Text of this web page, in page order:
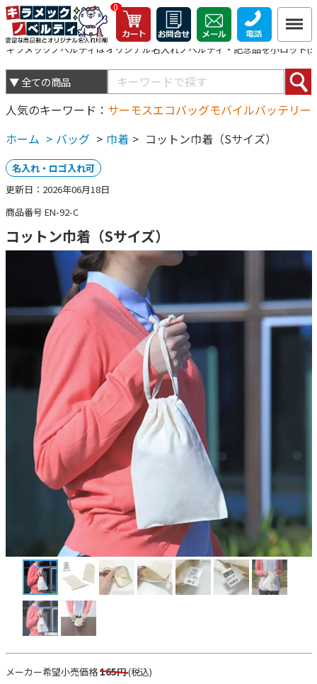
0
キラメックノベルティはオリジナル名入れノベルティ・記念品を小ロット
人気のキーワード サーモスエコバッグモバイルバッテリー
ホーム > バッグ > 巾着 > コットン巾着（Sサイズ）
名入れ・ロゴ入れ可
更新日：2026年06月18日
商品番号 EN-92-C
コットン巾着（Sサイズ）
メーカー希望小売価格165円(税込)